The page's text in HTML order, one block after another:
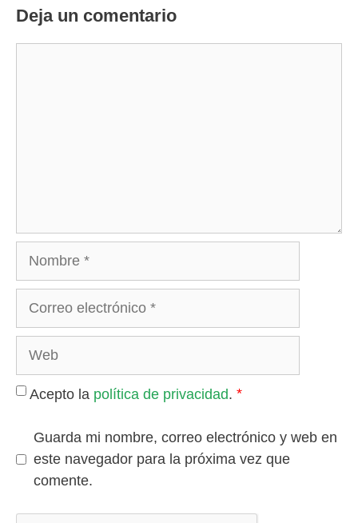
Deja un comentario
Acepto la política de privacidad. *
Guarda mi nombre, correo electrónico y web en
este navegador para la próxima vez que
comente.